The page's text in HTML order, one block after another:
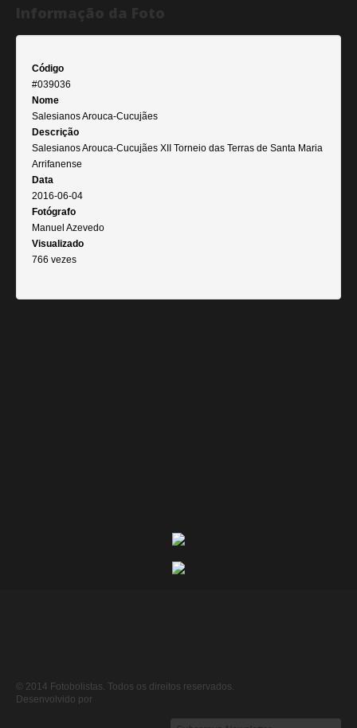
Código
#039036
Nome
Salesianos Arouca-Cucujães
Descrição
Salesianos Arouca-Cucujães XII Torneio das Terras de Santa Maria
Arrifanense
Data
2016-06-04
Fotógrafo
Manuel Azevedo
Visualizado
766 vezes
© 2014 Fotobolistas. Todos os direitos reservados.
Desenvolvido por